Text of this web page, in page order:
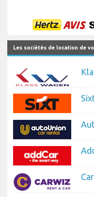
Les sociétés de location de